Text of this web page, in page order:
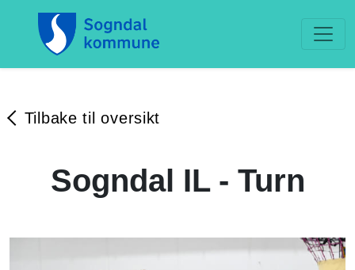
Tilbake til oversikt
Sogndal IL - Turn